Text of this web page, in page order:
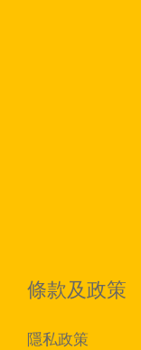
條款及政策
隱私政策